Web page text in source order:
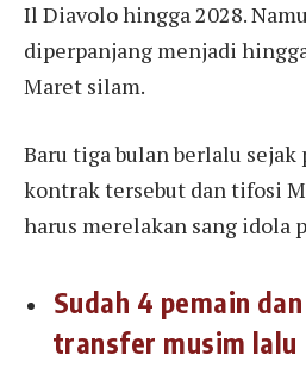
Il Diavolo hingga 2028.
diperpanjang menjadi
Maret silam.
Baru tiga bulan berlalu sejak
kontrak tersebut dan tifosi
harus merelakan sang idola
Sudah 4 pemain
transfer musim lalu